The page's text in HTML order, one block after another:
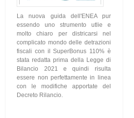
La nuova guida dell'ENEA pur
essendo uno strumento utlie e
molto chiaro per districarsi nel
complicato mondo delle detrazioni
fiscali con il SuperBonus 110% è
stata redatta prima della Legge di
Bilancio 2021 e quindi risulta
essere non perfettamente in linea
con le modifiche apportate del
Decreto Rilancio.